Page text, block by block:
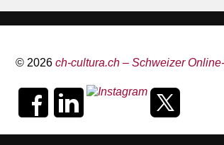
© 2026 ch-cultura.ch – Schweizer